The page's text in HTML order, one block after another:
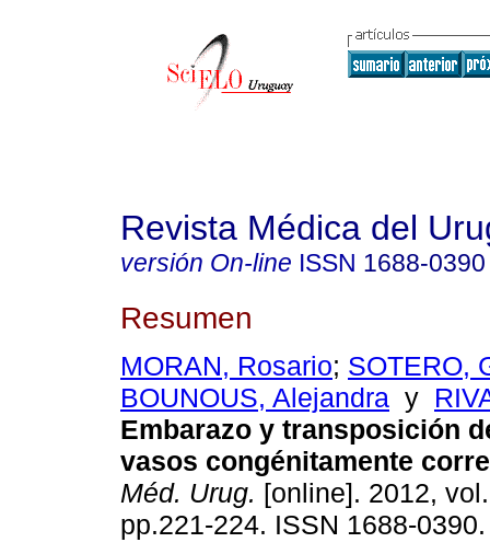
Revista Médica del
versión On-line ISSN 1688-0390
Resumen
MORAN, Rosario; SOTERO,
BOUNOUS, Alejandra y
Embarazo y transposición
vasos congénitamente
Méd. Urug. [online]. 2012,
pp.221-224. ISSN 1688-0390.